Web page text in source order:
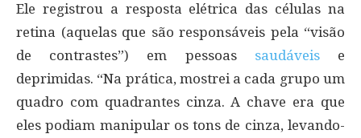
Ele registrou a resposta elétrica das células na
retina (aquelas que são responsáveis pela “visão
de contrastes”) em pessoas saudáveise
deprimidas. “Na prática, mostrei a cada grupo um
quadro com quadrantes cinza. A chave era que
eles podiam manipular os tons de cinza, levando-